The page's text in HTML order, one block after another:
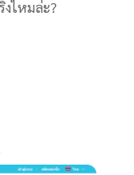
ไหมล่ะ?